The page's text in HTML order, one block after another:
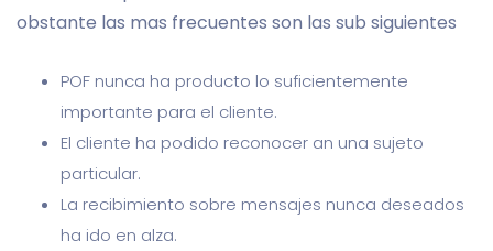
obstante las mas frecuentes son las sub siguientes
POF nunca ha producto lo suficientemente
importante para el cliente.
El cliente ha podido reconocer an una sujeto
particular.
La recibimiento sobre mensajes nunca deseados
ha ido en alza.